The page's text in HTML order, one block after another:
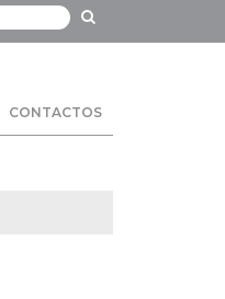
CONTACTOS